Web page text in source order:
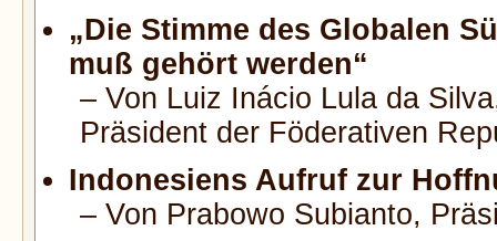
„Die Stimme des Globalen
muß gehört werden“
– Von Luiz Inácio Lula da
Präsident der Föderativen
Indonesiens Aufruf zur
– Von Prabowo Subianto,